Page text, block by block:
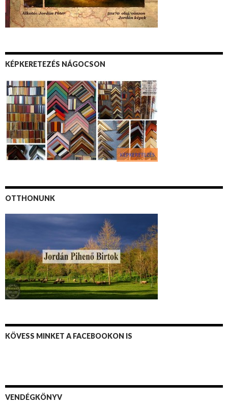
KÉPKERETEZÉS NÁGOCSON
OTTHONUNK
KÖVESS MINKET A FACEBOOKON IS
VENDÉGKÖNYV